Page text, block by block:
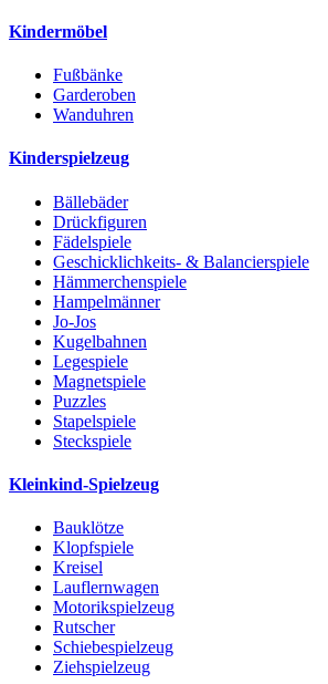
Kindermöbel
Fußbänke
Garderoben
Wanduhren
Kinderspielzeug
Bällebäder
Drückfiguren
Fädelspiele
Geschicklichkeits- & Balancierspiele
Hämmerchenspiele
Hampelmänner
Jo-Jos
Kugelbahnen
Legespiele
Magnetspiele
Puzzles
Stapelspiele
Steckspiele
Kleinkind-Spielzeug
Bauklötze
Klopfspiele
Kreisel
Lauflernwagen
Motorikspielzeug
Rutscher
Schiebespielzeug
Ziehspielzeug